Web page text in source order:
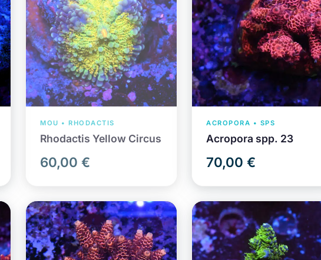
MOU • RHODACTIS
Rhodactis Yellow Circus
60,00 €
ACROPORA • SPS
Acropora spp. 23
70,00 €